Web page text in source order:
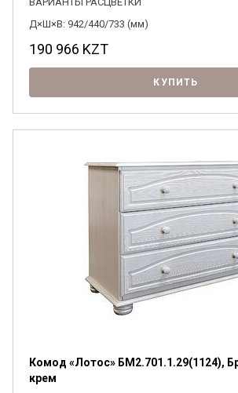
Я ознакомлен сПолитикойв
обработки персональных
согласен на их
Д×Ш×В: 942/440/733 (мм)
190 966 KZT
КУПИТЬ
Комод «Лотос» БМ2.701.1.29(1124),
крем